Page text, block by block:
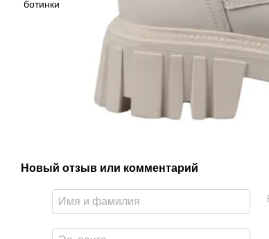
Новый отзыв или комментарий